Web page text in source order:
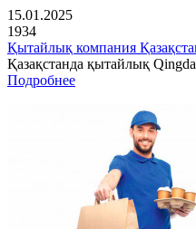
15.01.2025
1934
Қытайлық компания
Қазақстанда қытайлық
Подробнее